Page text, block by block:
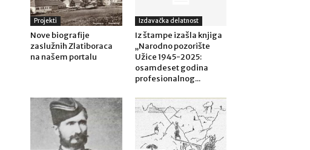
Projekti
Nove biografije
zaslužnih Zlatiboraca
na našem portalu
Izdavačka delatnost
Iz štampe izašla knjiga
„Narodno pozorište
Užice 1945-2025:
osamdeset godina
profesionalnog...